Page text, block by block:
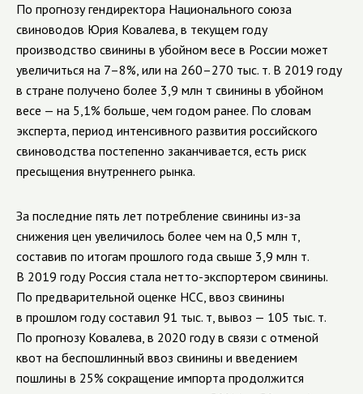
По прогнозу гендиректора Национального союза
свиноводов Юрия Ковалева, в текущем году
производство свинины в убойном весе в России может
увеличиться на 7–8%, или на 260–270 тыс. т. В 2019 году
в стране получено более 3,9 млн т свинины в убойном
весе — на 5,1% больше, чем годом ранее. По словам
эксперта, период интенсивного развития российского
свиноводства постепенно заканчивается, есть риск
пресыщения внутреннего рынка.
За последние пять лет потребление свинины из-за
снижения цен увеличилось более чем на 0,5 млн т,
составив по итогам прошлого года свыше 3,9 млн т.
В 2019 году Россия стала нетто-экспортером свинины.
По предварительной оценке НСС, ввоз свинины
в прошлом году составил 91 тыс. т, вывоз — 105 тыс. т.
По прогнозу Ковалева, в 2020 году в связи с отменой
квот на беспошлинный ввоз свинины и введением
пошлины в 25% сокращение импорта продолжится